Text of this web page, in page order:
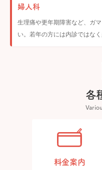
婦人科
生理痛や更年期障害など、ガ
い。若年の方には内診ではな
各
料金案内